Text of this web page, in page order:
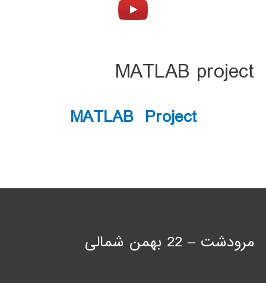
MATLAB project
MATLAB Project
مرودشت – 22 بهمن شمالی